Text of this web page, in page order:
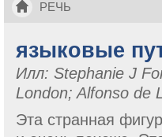
РЕЧЬ
языковые
Илл: Stephanie J
London; Alfonso de
Эта странная